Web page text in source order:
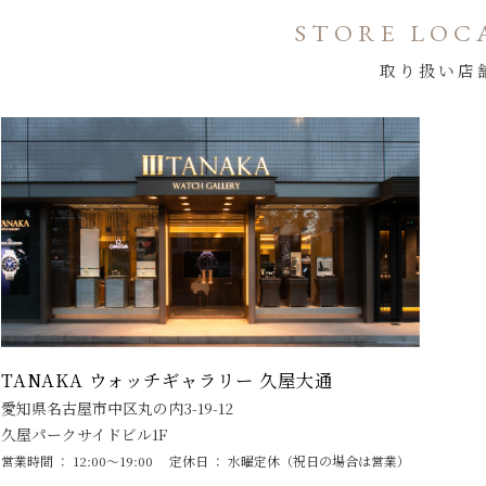
STORE
取り扱い店
TANAKA ウォッチギャラリー 久屋大通
愛知県名古屋市中区丸の内3-19-12
久屋パークサイドビル1F
営業時間 ： 12:00～19:00 定休日 ： 水曜定休（祝日の場合は営業）